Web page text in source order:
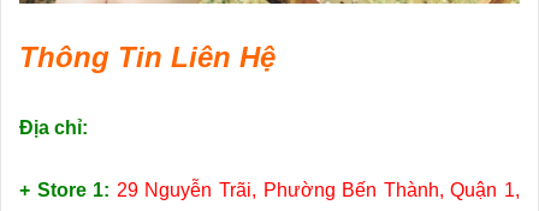
Thông Tin Liên Hệ
Địa chỉ:
+ Store 1: 29 Nguyễn Trãi, Phường Bến Thành, Quận 1,